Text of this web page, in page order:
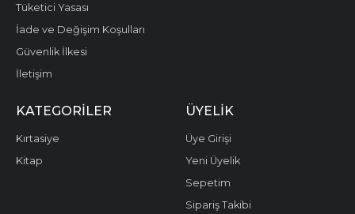
Tüketici Yasası
İade ve Değişim Koşulları
Güvenlik İlkesi
İletişim
KATEGORILER
Kırtasiye
Kitap
ÜYELIK
Üye Girişi
Yeni Üyelik
Sepetim
Sipariş Takibi